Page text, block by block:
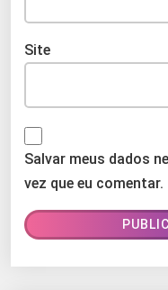
Site
Salvar meus dados
vez que eu comentar.